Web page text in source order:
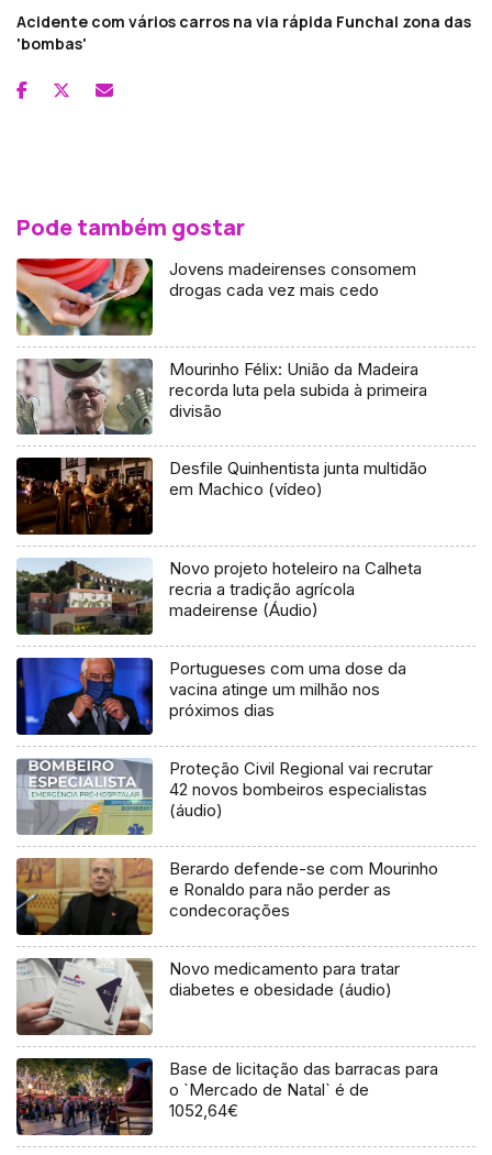
Acidente com vários carros na via rápida Funchal zona das
'bombas'
Pode também gostar
Jovens madeirenses consomem
drogas cada vez mais cedo
Mourinho Félix: União da Madeira
recorda luta pela subida à primeira
divisão
Desfile Quinhentista junta multidão
em Machico (vídeo)
Novo projeto hoteleiro na Calheta
recria a tradição agrícola
madeirense (Áudio)
Portugueses com uma dose da
vacina atinge um milhão nos
próximos dias
Proteção Civil Regional vai recrutar
42 novos bombeiros especialistas
(áudio)
Berardo defende-se com Mourinho
e Ronaldo para não perder as
condecorações
Novo medicamento para tratar
diabetes e obesidade (áudio)
Base de licitação das barracas para
o `Mercado de Natal` é de
1052,64€